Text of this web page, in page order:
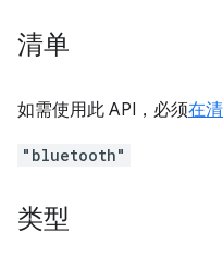
清单
如需使用此 API，必须在
"bluetooth"
类型